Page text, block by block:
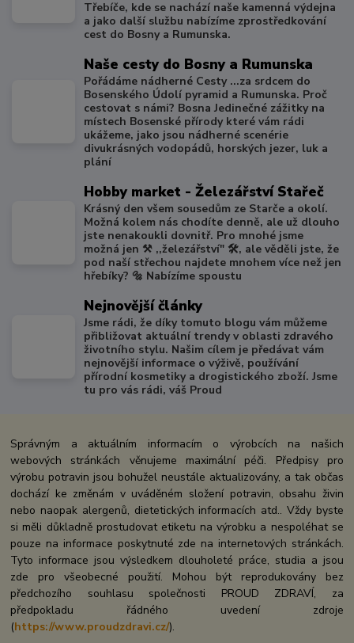
Třebíče, kde se nachází naše kamenná výdejna
a jako další službu nabízíme zprostředkování
cest do Bosny a Rumunska.
Naše cesty do Bosny a Rumunska
Pořádáme nádherné Cesty ...za srdcem do
Bosenského Údolí pyramid a Rumunska. Proč
cestovat s námi? Bosna Jedinečné zážitky na
místech Bosenské přírody které vám rádi
ukážeme, jako jsou nádherné scenérie
divukrásných vodopádů, horských jezer, luk a
plání
Hobby market - Železářství Stařeč
Krásný den všem sousedům ze Starče a okolí.
Možná kolem nás chodíte denně, ale už dlouho
jste nenakoukli dovnitř. Pro mnohé jsme
možná jen ⚒️ ,,železářství" 🛠️, ale věděli jste, že
pod naší střechou najdete mnohem více než jen
hřebíky? 🔩 Nabízíme spoustu
Nejnovější články
Jsme rádi, že díky tomuto blogu vám můžeme
přibližovat aktuální trendy v oblasti zdravého
životního stylu. Našim cílem je předávat vám
nejnovější informace o výživě, používání
přírodní kosmetiky a drogistického zboží. Jsme
tu pro vás rádi, váš Proud
Správným a aktuálním informacím o výrobcích na našich
webových stránkách věnujeme maximální péči. Předpisy pro
výrobu potravin jsou bohužel neustále aktualizovány, a tak občas
dochází ke změnám v uváděném složení potravin, obsahu živin
nebo naopak alergenů, dietetických informacích atd.. Vždy byste
si měli důkladně prostudovat etiketu na výrobku a nespoléhat se
pouze na informace poskytnuté zde na internetových stránkách.
Tyto informace jsou výsledkem dlouholeté práce, studia a jsou
zde pro všeobecné použití. Mohou být reprodukovány bez
předchozího souhlasu společnosti PROUD ZDRAVÍ, za
předpokladu řádného uvedení zdroje
(https://www.proudzdravi.cz/).